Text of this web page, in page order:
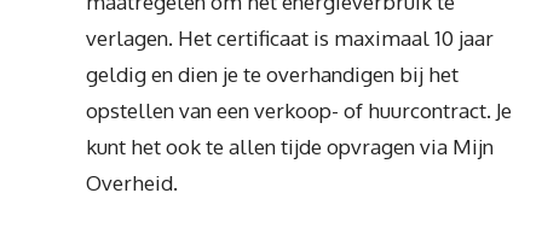
verlagen. Het certificaat is maximaal 10 jaar
geldig en dien je te overhandigen bij het
opstellen van een verkoop- of huurcontract. Je
kunt het ook te allen tijde opvragen via Mijn
Overheid.